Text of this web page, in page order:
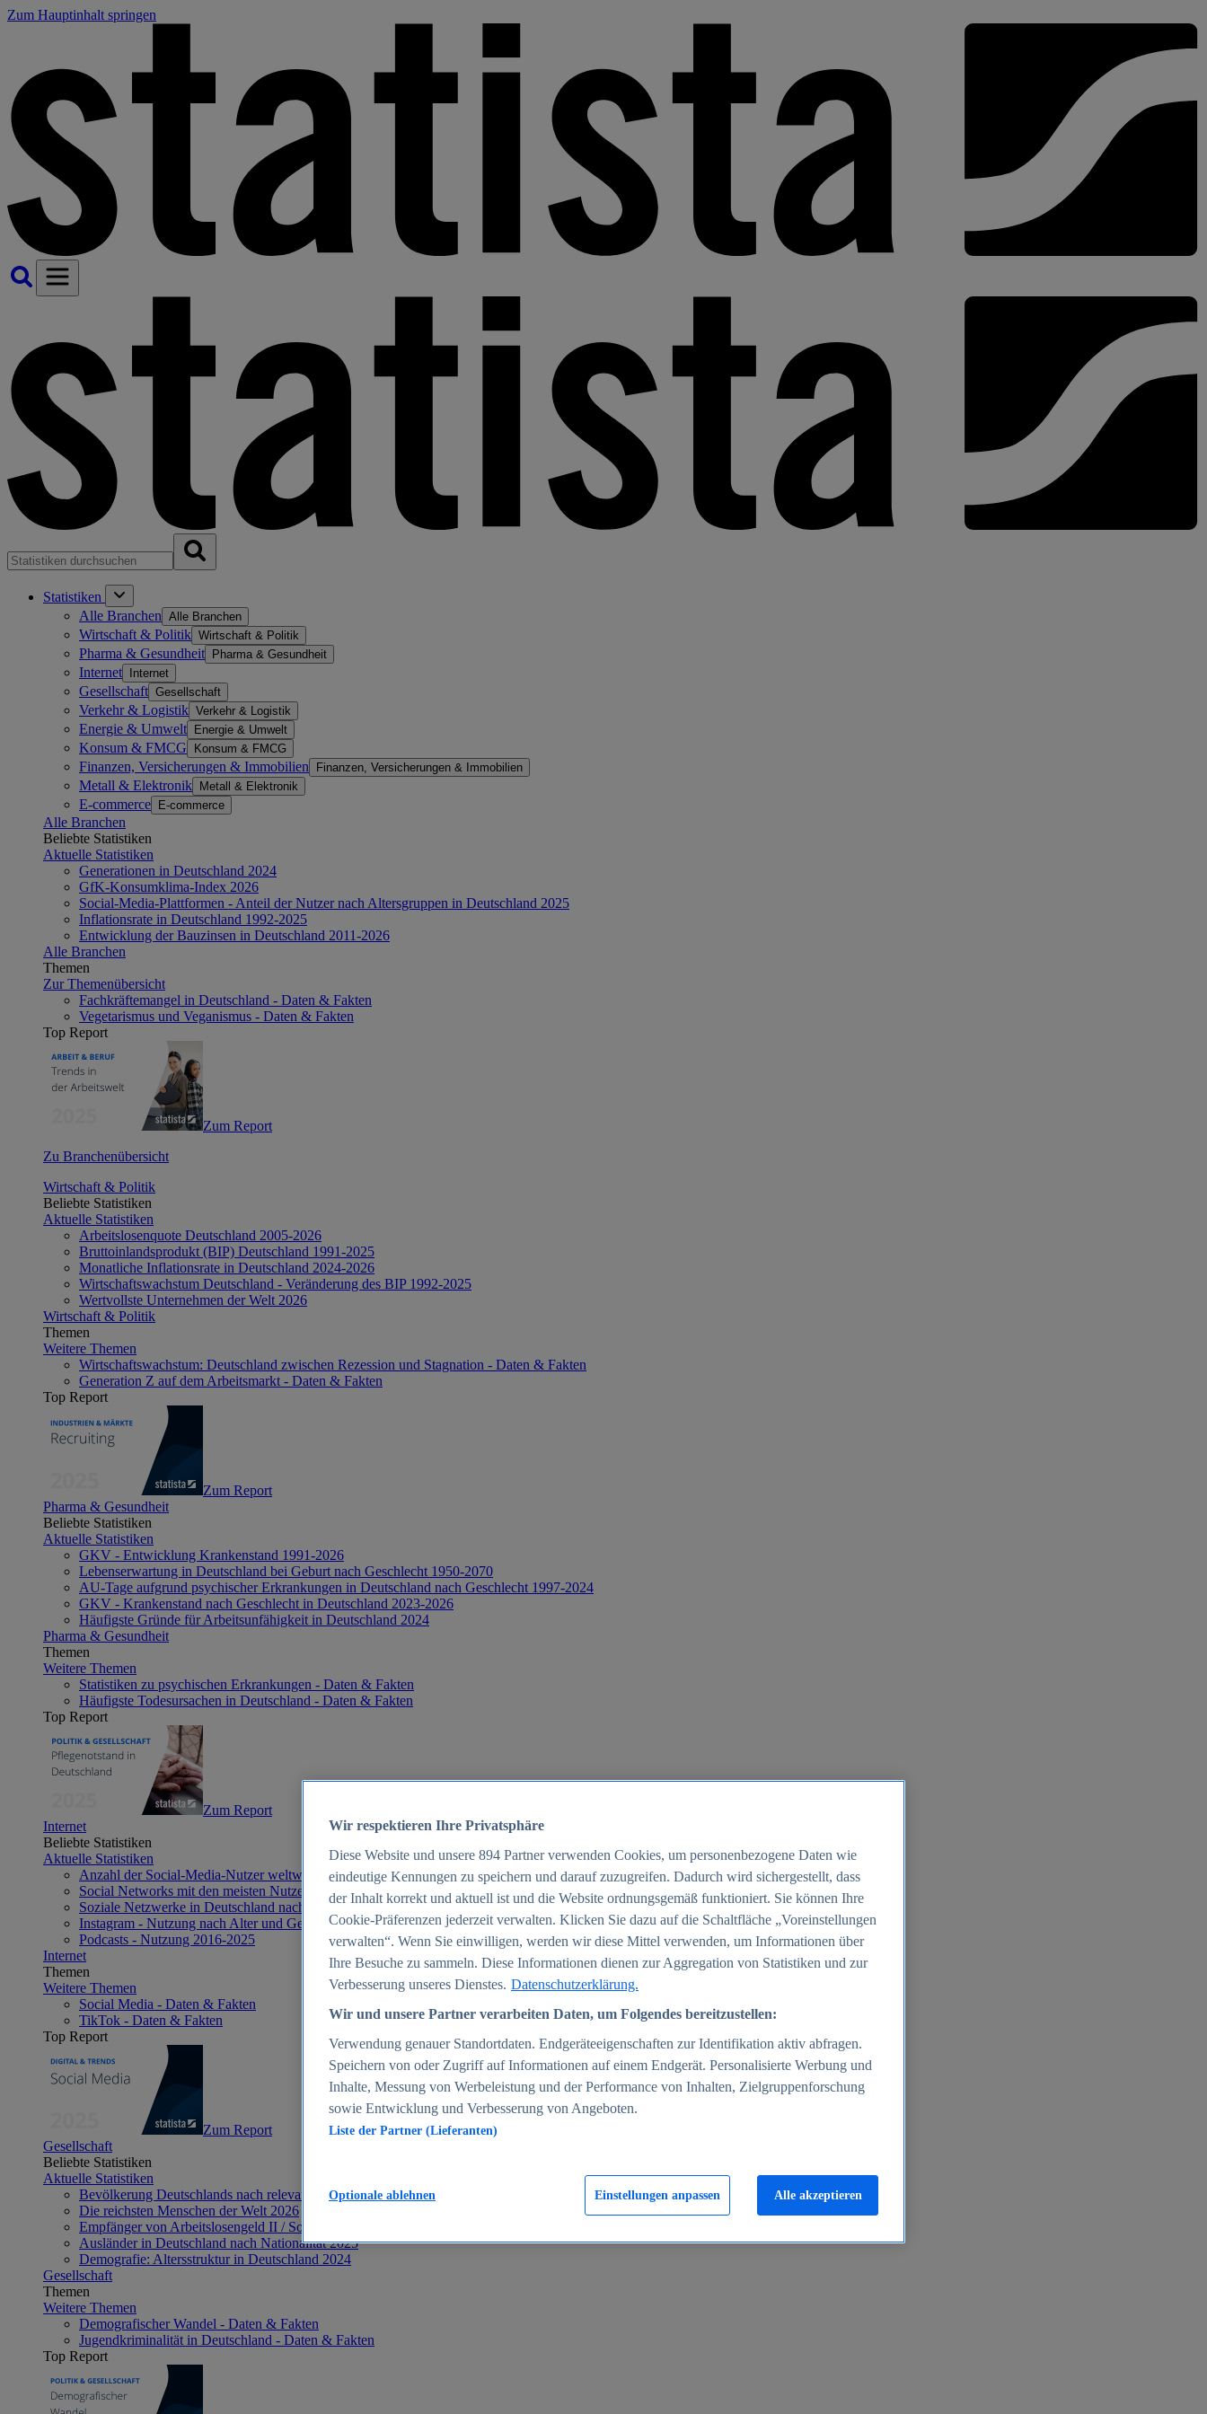
Zum Hauptinhalt springen
Statistiken
Alle Branchen Alle Branchen
Wirtschaft & Politik Wirtschaft & Politik
Pharma & Gesundheit Pharma & Gesundheit
Internet Internet
Gesellschaft Gesellschaft
Verkehr & Logistik Verkehr & Logistik
Energie & Umwelt Energie & Umwelt
Konsum & FMCG Konsum & FMCG
Finanzen, Versicherungen & Immobilien Finanzen, Versicherungen & Immobilien
Metall & Elektronik Metall & Elektronik
E-commerce E-commerce
Alle Branchen
Beliebte Statistiken
Aktuelle Statistiken
Generationen in Deutschland 2024
GfK-Konsumklima-Index 2026
Social-Media-Plattformen - Anteil der Nutzer nach Altersgruppen in Deutschland 2025
Inflationsrate in Deutschland 1992-2025
Entwicklung der Bauzinsen in Deutschland 2011-2026
Alle Branchen
Themen
Zur Themenübersicht
Fachkräftemangel in Deutschland - Daten & Fakten
Vegetarismus und Veganismus - Daten & Fakten
Top Report
Zum Report
Zu Branchenübersicht
Wirtschaft & Politik
Beliebte Statistiken
Aktuelle Statistiken
Arbeitslosenquote Deutschland 2005-2026
Bruttoinlandsprodukt (BIP) Deutschland 1991-2025
Monatliche Inflationsrate in Deutschland 2024-2026
Wirtschaftswachstum Deutschland - Veränderung des BIP 1992-2025
Wertvollste Unternehmen der Welt 2026
Wirtschaft & Politik
Themen
Weitere Themen
Wirtschaftswachstum: Deutschland zwischen Rezession und Stagnation - Daten & Fakten
Generation Z auf dem Arbeitsmarkt - Daten & Fakten
Top Report
Zum Report
Pharma & Gesundheit
Beliebte Statistiken
Aktuelle Statistiken
GKV - Entwicklung Krankenstand 1991-2026
Lebenserwartung in Deutschland bei Geburt nach Geschlecht 1950-2070
AU-Tage aufgrund psychischer Erkrankungen in Deutschland nach Geschlecht 1997-2024
GKV - Krankenstand nach Geschlecht in Deutschland 2023-2026
Häufigste Gründe für Arbeitsunfähigkeit in Deutschland 2024
Pharma & Gesundheit
Themen
Weitere Themen
Statistiken zu psychischen Erkrankungen - Daten & Fakten
Häufigste Todesursachen in Deutschland - Daten & Fakten
Top Report
Zum Report
Internet
Beliebte Statistiken
Aktuelle Statistiken
Anzahl der Social-Media-Nutzer weltweit 2012-2025
Social Networks mit den meisten Nutzern weltweit 2025
Soziale Netzwerke in Deutschland nach Generationen 2025
Instagram - Nutzung nach Alter und Geschlecht in Deutschland 2025
Podcasts - Nutzung 2016-2025
Internet
Themen
Weitere Themen
Social Media - Daten & Fakten
TikTok - Daten & Fakten
Top Report
Zum Report
Gesellschaft
Beliebte Statistiken
Aktuelle Statistiken
Bevölkerung Deutschlands nach relevanten Altersgruppen 2024
Die reichsten Menschen der Welt 2026
Empfänger von Arbeitslosengeld II / Sozialgeld / Bürgergeld in Deutschland 2005-2025
Ausländer in Deutschland nach Nationalität 2025
Demografie: Altersstruktur in Deutschland 2024
Gesellschaft
Themen
Weitere Themen
Demografischer Wandel - Daten & Fakten
Jugendkriminalität in Deutschland - Daten & Fakten
Top Report
Wir respektieren Ihre Privatsphäre
Diese Website und unsere 894 Partner verwenden Cookies, um personenbezogene Daten wie
eindeutige Kennungen zu speichern und darauf zuzugreifen. Dadurch wird sichergestellt, dass
der Inhalt korrekt und aktuell ist und die Website ordnungsgemäß funktioniert. Sie können Ihre
Cookie-Präferenzen jederzeit verwalten. Klicken Sie dazu auf die Schaltfläche „Voreinstellungen
verwalten“. Wenn Sie einwilligen, werden wir diese Mittel verwenden, um Informationen über
Ihre Besuche zu sammeln. Diese Informationen dienen zur Aggregation von Statistiken und zur
Verbesserung unseres Dienstes. Datenschutzerklärung.
Wir und unsere Partner verarbeiten Daten, um Folgendes bereitzustellen:
Verwendung genauer Standortdaten. Endgeräteeigenschaften zur Identifikation aktiv abfragen.
Speichern von oder Zugriff auf Informationen auf einem Endgerät. Personalisierte Werbung und
Inhalte, Messung von Werbeleistung und der Performance von Inhalten, Zielgruppenforschung
sowie Entwicklung und Verbesserung von Angeboten.
Liste der Partner (Lieferanten)
Einstellungen anpassen
Optionale ablehnen Alle akzeptieren